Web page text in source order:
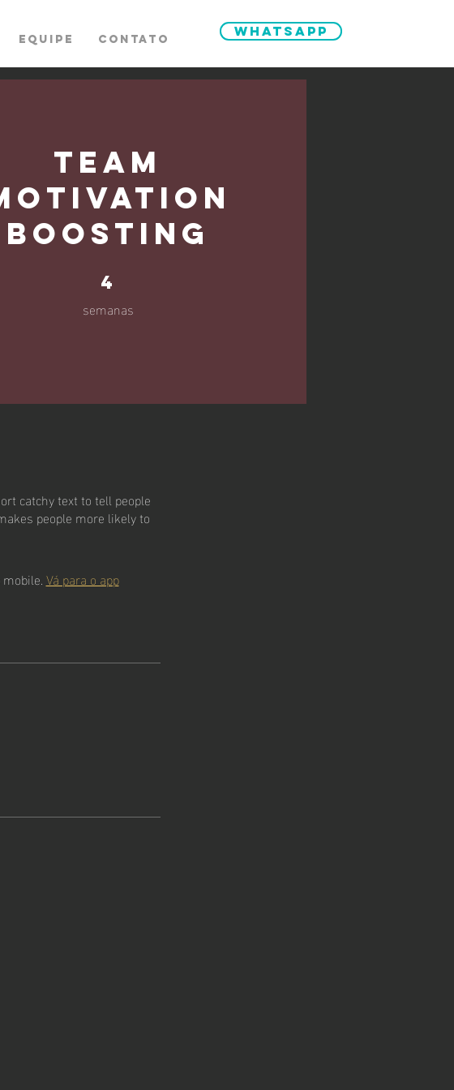
EQUIPE CONTATO
whatsapp
Team
Boosting
4
semanas
4 semanas
catchy text to tell people
people more likely to
Vá para o app